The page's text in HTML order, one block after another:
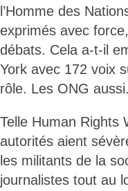
l’Homme des
exprimés avec
débats. Cela a-t-il
York avec 172 voix
rôle. Les ONG
Telle Human Rights
autorités aient
les militants de la
journalistes tout au